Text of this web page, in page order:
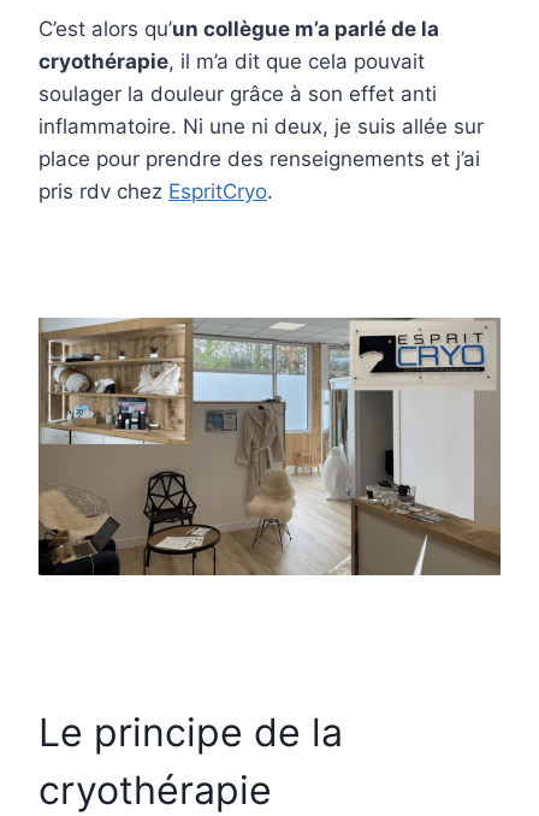
C’est alors qu’un collègue m’a parlé de la
cryothérapie, il m’a dit que cela pouvait
soulager la douleur grâce à son effet anti
inflammatoire. Ni une ni deux, je suis allée sur
place pour prendre des renseignements et j’ai
pris rdv chez EspritCryo.
Le principe de la
cryothérapie